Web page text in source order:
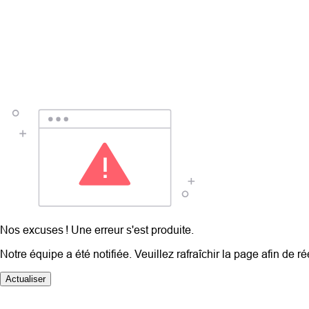
Nos excuses ! Une erreur s'est produite.
Notre équipe a été notifiée. Veuillez rafraîchir la page afin de
Actualiser